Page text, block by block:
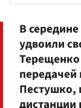
В
удвоили
Терещенко
передачей
Пестушко,
дистанции